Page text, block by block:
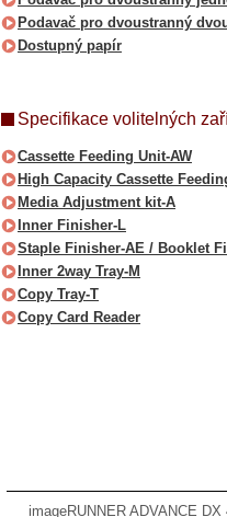
Podavač pro dvoustranný
Dostupný papír
Specifikace volitelných
Cassette Feeding Unit-AW
High Capacity Cassette
Media Adjustment kit-A
Inner Finisher-L
Staple Finisher-AE / Booklet
Inner 2way Tray-M
Copy Tray-T
Copy Card Reader
imageRUNNER ADVANCE